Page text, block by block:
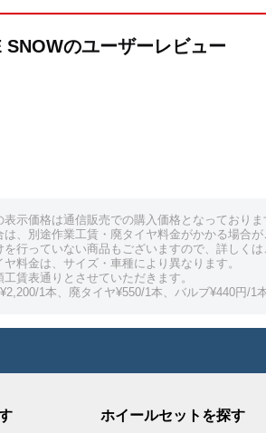
のユーザーレビュー
表示価格は通信販売での購入価格となっておりま
は、別途作業工賃・廃タイヤ料金がかかる場合が
を行っていない商品もございますので、詳しく
ヤ料金は、サイズ・車種により異なります。
賃表通りとさせていただきます。
1本、廃タイヤ¥550/1本、バルブ¥440円/1
ホイールセットを探す